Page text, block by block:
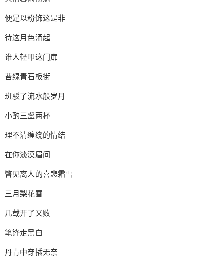
便足以粉饰这是非
待这月色涌起
谁人轻叩这门扉
苔绿青石板街
斑驳了流水般岁月
小酌三盏两杯
理不清缠绕的情结
在你淡漠眉间
瞥见离人的喜悲霜雪
三月梨花雪
几载开了又败
笔锋走黑白
丹青中穿插无奈
您没有权限发布内容，请购买会员或者提升权
忘记密码？